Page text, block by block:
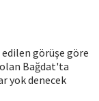
edilen görüşe göre
olan Bağdat'ta
yok denecek